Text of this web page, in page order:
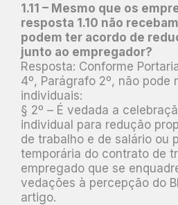
1.11 – Mesmo que os
resposta 1.10 não
podem ter acordo de
junto ao empregador?
Resposta: Conforme
4º, Parágrafo 2º, não pode
individuais:
§ 2º – É vedada a
individual para redução
de trabalho e de salário ou
temporária do contrato de
empregado que se
vedações à percepção do
artigo.